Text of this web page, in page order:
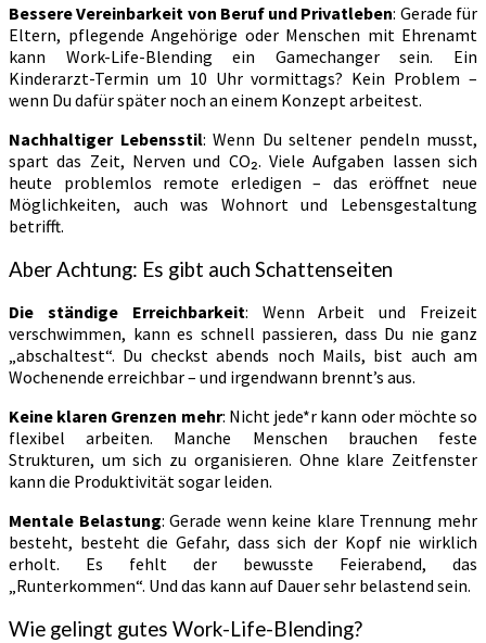
Bessere Vereinbarkeit von Beruf und Privatleben: Gerade für
Eltern, pflegende Angehörige oder Menschen mit Ehrenamt
kann Work-Life-Blending ein Gamechanger sein. Ein
Kinderarzt-Termin um 10 Uhr vormittags? Kein Problem –
wenn Du dafür später noch an einem Konzept arbeitest.
Nachhaltiger Lebensstil: Wenn Du seltener pendeln musst,
spart das Zeit, Nerven und CO₂. Viele Aufgaben lassen sich
heute problemlos remote erledigen – das eröffnet neue
Möglichkeiten, auch was Wohnort und Lebensgestaltung
betrifft.
Aber Achtung: Es gibt auch Schattenseiten
Die ständige Erreichbarkeit: Wenn Arbeit und Freizeit
verschwimmen, kann es schnell passieren, dass Du nie ganz
„abschaltest“. Du checkst abends noch Mails, bist auch am
Wochenende erreichbar – und irgendwann brennt’s aus.
Keine klaren Grenzen mehr: Nicht jede*r kann oder möchte so
flexibel arbeiten. Manche Menschen brauchen feste
Strukturen, um sich zu organisieren. Ohne klare Zeitfenster
kann die Produktivität sogar leiden.
Mentale Belastung: Gerade wenn keine klare Trennung mehr
besteht, besteht die Gefahr, dass sich der Kopf nie wirklich
erholt. Es fehlt der bewusste Feierabend, das
„Runterkommen“. Und das kann auf Dauer sehr belastend sein.
Wie gelingt gutes Work-Life-Blending?